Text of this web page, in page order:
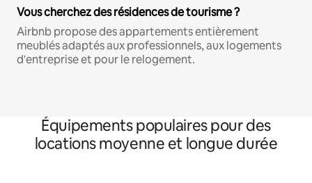
Vous cherchez des résidences de tourisme ?
Airbnb propose des appartements entièrement
meublés adaptés aux professionnels, aux logements
d'entreprise et pour le relogement.
Équipements populaires pour des
locations moyenne et longue durée